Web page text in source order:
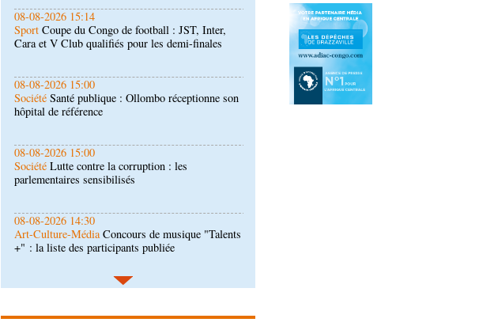
08-08-2026 15:00
SociétéSanté publique : Ollombo réceptionne son
hôpital de référence
08-08-2026 15:00
Société Lutte contre la corruption : les
parlementaires sensibilisés
08-08-2026 14:30
Art-Culture-MédiaConcours de musique "Talents
+" : la liste des participants publiée
08-08-2026 01:25
EnvironnementForêts : des techniciens formés à
l'utilisation d'un logiciel d'évaluation des
08-08-2026 01:15
envisagent le renforcement de leur coopération